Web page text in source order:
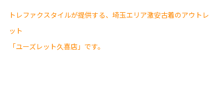
トレファクスタイルが提供する、埼玉エリア激安古着のアウトレ
ット
「ユーズレット久喜店」です。